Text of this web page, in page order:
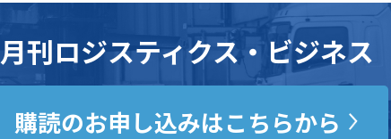
月刊ロジスティクス・ビジネス
購読のお申し込みはこちらから